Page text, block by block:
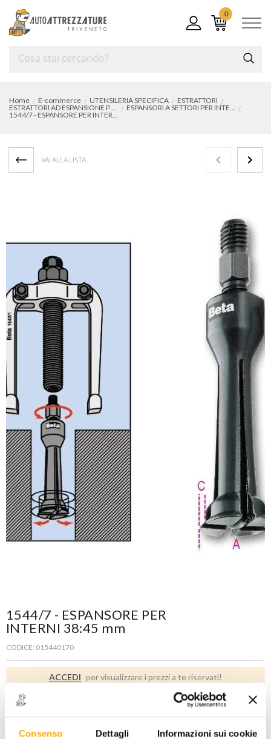
Consenso Dettagli Informazioni sui cookie
0
Home E-commerce UTENSILERIA SPECIFICA
ESTRATTORI
ESTRATTORI AD ESPANSIONE PER INTERNI
ESPANSORI A SETTORI PER INTERNI
1544/7 - ESPANSORE PER INTERNI 38:45 mm
VAI ALLA LISTA
1544/7 - ESPANSORE PER
INTERNI 38:45 mm
CODICE: 015440170
ACCEDI per visualizzare i prezzi a te riservati!
PREZZO STANDARD
€159,50
PREZZO INTERNET
€93,00